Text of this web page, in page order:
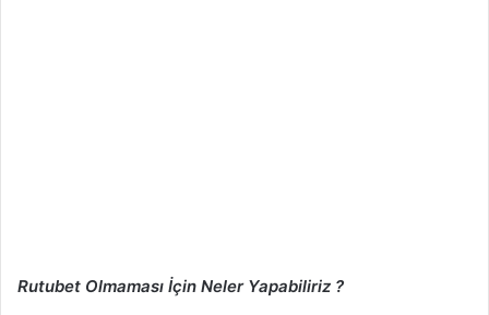
Rutubet Olmaması İçin Neler Yapabiliriz ?